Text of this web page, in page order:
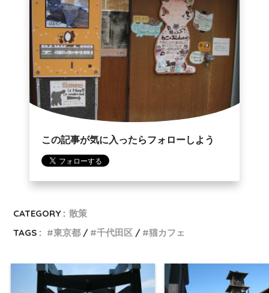
この記事が気に入ったらフォローしよう
CATEGORY : 散策
TAGS :
東京都 千代田区 猫カフェ